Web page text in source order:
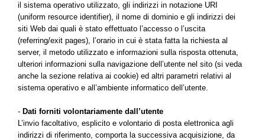
il sistema operativo utilizzato, gli indirizzi in notazione URI
(uniform resource identifier), il nome di dominio e gli indirizzi dei
siti Web dai quali è stato effettuato l’accesso o l’uscita
(referring/exit pages), l’orario in cui è stata fatta la richiesta al
server, il metodo utilizzato e informazioni sulla risposta ottenuta,
ulteriori informazioni sulla navigazione dell’utente nel sito (si veda
anche la sezione relativa ai cookie) ed altri parametri relativi al
sistema operativo e all’ambiente informatico dell’utente.
- Dati forniti volontariamente dall’utente
L’invio facoltativo, esplicito e volontario di posta elettronica agli
indirizzi di riferimento, comporta la successiva acquisizione, da